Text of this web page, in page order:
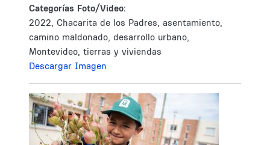
Categorías Foto/Video:
2022, Chacarita de los Padres, asentamiento,
camino maldonado, desarrollo urbano,
Montevideo, tierras y viviendas
Descargar Imagen